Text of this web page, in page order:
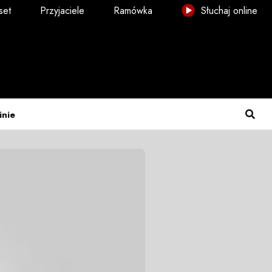
Przyjaciele Ramówka Słuchaj online